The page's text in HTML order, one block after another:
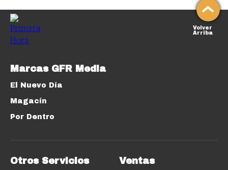
Volver
Arriba
Marcas GFR Media
El Nuevo Día
Magacín
Por Dentro
Otros Servicios Ventas